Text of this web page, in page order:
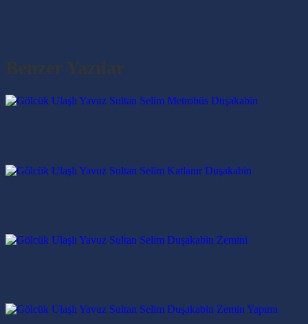
Benzer Yazılar